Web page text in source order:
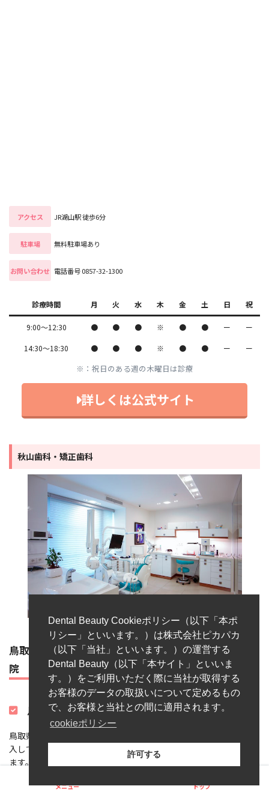
アクセス JR湖山駅 徒歩6分
駐車場 無料駐車場あり
お問い合わせ 電話番号 0857-32-1300
診療時間 月 火 水 木 金 土 日 祝
9:00～12:30 ● ● ● ※ ● ● ー ー
14:30～18:30 ● ● ● ※ ● ● ー ー
※：祝日のある週の木曜日は診療
詳しくは公式サイト
秋山歯科・矯正歯科
鳥取県で初めてのマウスピース矯正を導入した歯科医
院
鳥取県で初めてマウスピース矯正を導入
鳥取県でも早いうちにマウスピース矯正専用のデジタル装置を導
入しています。 見た目も自然なので、負担も軽く治療に取り組め
ます。 患者さん一人ひとりに合わせて製作したマウスピースを1週
メニュー トップ
Dental Beauty Cookieポリシー（以下「本ポ
リシー」といいます。）は株式会社ピカパカ
（以下「当社」といいます。）の運営する
Dental Beauty（以下「本サイト」といいま
す。）をご利用いただく際に当社が取得する
お客様のデータの取扱いについて定めるもの
で、お客様と当社との間に適用されます。
cookieポリシー
許可する